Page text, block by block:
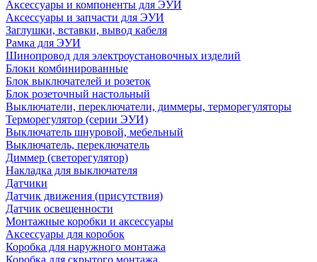
Аксессуары и компоненты для ЭУИ
Аксессуары и запчасти для ЭУИ
Заглушки, вставки, вывод кабеля
Рамка для ЭУИ
Шинопровод для электроустановочных изделий
Блоки комбинированные
Блок выключателей и розеток
Блок розеточный настольный
Выключатели, переключатели, диммеры, терморегуляторы
Терморегулятор (серии ЭУИ)
Выключатель шнуровой, мебельный
Выключатель, переключатель
Диммер (светорегулятор)
Накладка для выключателя
Датчики
Датчик движения (присутствия)
Датчик освещенности
Монтажные коробки и аксессуары
Аксессуары для коробок
Коробка для наружного монтажа
Коробка для скрытого монтажа